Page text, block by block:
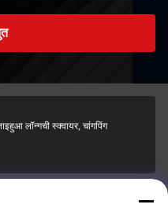
लॉन्गची स्क्वायर, चांगपिंग